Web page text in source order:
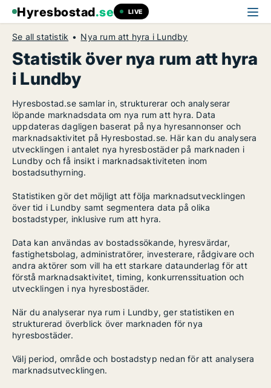
Hyresbostad.se LIVE
Se all statistik Nya rum att hyra i Lundby
Statistik över nya rum att hyra
i Lundby
Hyresbostad.se samlar in, strukturerar och analyserar
löpande marknadsdata om nya rum att hyra. Data
uppdateras dagligen baserat på nya hyresannonser och
marknadsaktivitet på Hyresbostad.se. Här kan du analysera
utvecklingen i antalet nya hyresbostäder på marknaden i
Lundby och få insikt i marknadsaktiviteten inom
bostadsuthyrning.
Statistiken gör det möjligt att följa marknadsutvecklingen
över tid i Lundby samt segmentera data på olika
bostadstyper, inklusive rum att hyra.
Data kan användas av bostadssökande, hyresvärdar,
fastighetsbolag, administratörer, investerare, rådgivare och
andra aktörer som vill ha ett starkare dataunderlag för att
förstå marknadsaktivitet, timing, konkurrenssituation och
utvecklingen i nya hyresbostäder.
När du analyserar nya rum i Lundby, ger statistiken en
strukturerad överblick över marknaden för nya
hyresbostäder.
Välj period, område och bostadstyp nedan för att analysera
marknadsutvecklingen.